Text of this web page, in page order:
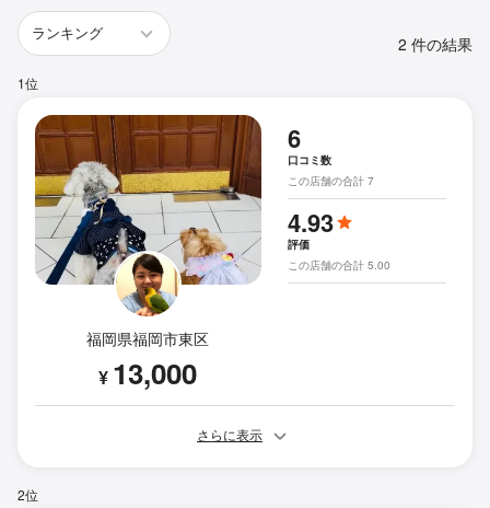
2 件の結果
1位
福岡県福岡市東区
¥ 13,000
6
口コミ数
この店舗の合計 7
4.93
評価
この店舗の合計 5.00
さらに表示
2位